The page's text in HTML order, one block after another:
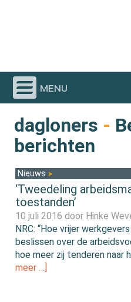
menu
dagloners -
berichten
Nieuws
‘Tweedeling
toestanden’
10 juli 2016 door Hinke
NRC: “Hoe vrijer
beslissen over de
hoe meer zij tenderen naar
meer …]